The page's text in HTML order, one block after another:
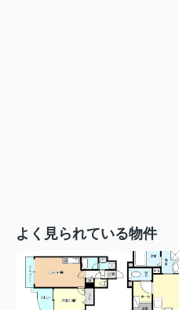
よく見られている物件